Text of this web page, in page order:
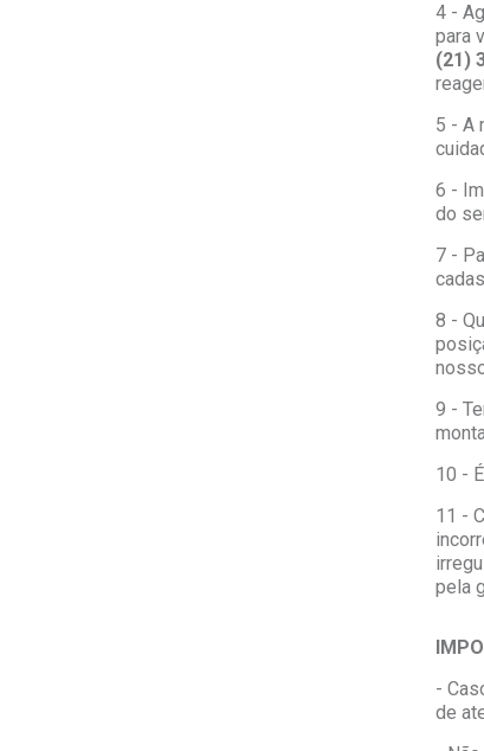
4 -
para
(21)
5 - A
6 -
do
7 -
8 -
9 -
10 -
11 -
pela
-
de